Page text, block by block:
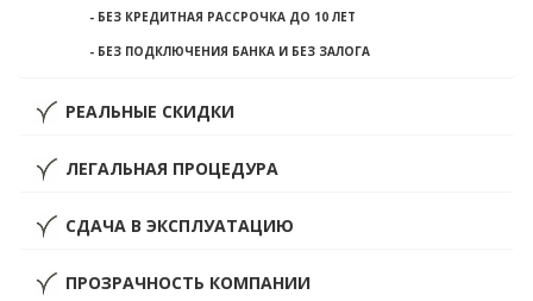
- БЕЗ КРЕДИТНАЯ РАССРОЧКА ДО 10 ЛЕТ
- БЕЗ ПОДКЛЮЧЕНИЯ БАНКА И БЕЗ ЗАЛОГА
РЕАЛЬНЫЕ СКИДКИ
ЛЕГАЛЬНАЯ ПРОЦЕДУРА
СДАЧА В ЭКСПЛУАТАЦИЮ
ПРОЗРАЧНОСТЬ КОМПАНИИ